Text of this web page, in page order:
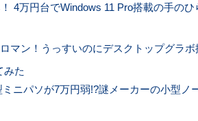
4万円台でWindows 11 Pro搭載の手の
マン！うっすいのにデスクトップグラボ
みた
ニパソが7万円弱!?謎メーカーの小型ノ